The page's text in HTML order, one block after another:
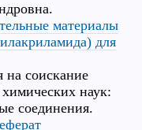
материалы
для
на соискание
наук:
соединения.